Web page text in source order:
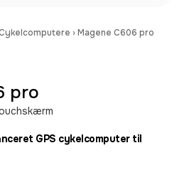
›Magene C606 pro
pro
GPS cykelcomputer til